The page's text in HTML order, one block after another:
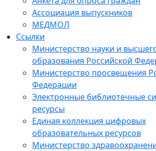
Ассоциация выпускников
МЕДМОЛ
Ссылки
Министерство науки и
образования Российской
Министерство просвещения
Федерации
Электронные библиотечные
ресурсы
Единая коллекция цифровых
образовательных ресурсов
Министерство